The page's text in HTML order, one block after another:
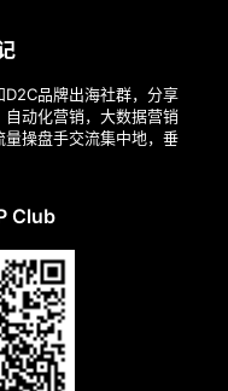
品牌出海社群，分享
自动化营销，大数据营销
操盘手交流集中地，垂
Club